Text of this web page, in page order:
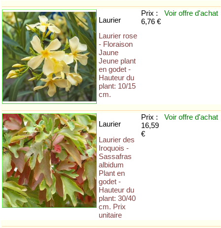
Laurier
Laurier rose
- Floraison
Jaune
Jeune plant
en godet -
Hauteur du
plant: 10/15
cm.
Prix :
6,76 €
Voir offre d'achat
Laurier
Laurier des
Iroquois -
Sassafras
albidum
Plant en
godet -
Hauteur du
plant: 30/40
cm. Prix
unitaire
Prix :
16,59
€
Voir offre d'achat